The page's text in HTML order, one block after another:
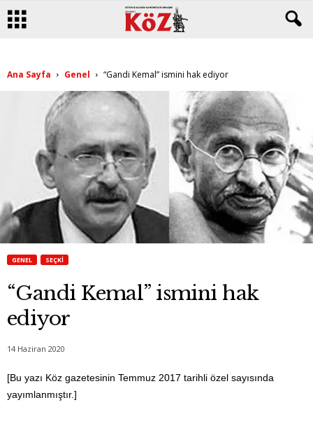
Ana Sayfa Genel “Gandi Kemal” ismini hak ediyor
GENEL SEÇKI
“Gandi Kemal” ismini hak
ediyor
14 Haziran 2020
[Bu yazı Köz gazetesinin Temmuz 2017 tarihli özel sayısında
yayımlanmıştır.]